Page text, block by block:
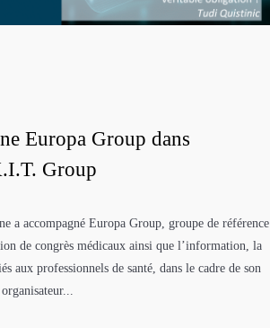
Europa Group dans
Group
a accompagné Europa Group, groupe de référence
de congrès médicaux ainsi que l’information, la
aux professionnels de santé, dans le cadre de son